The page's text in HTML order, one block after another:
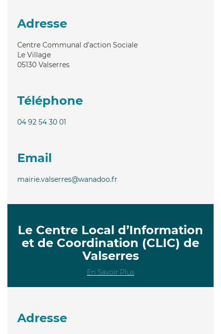
Adresse
Centre Communal d'action Sociale
Le Village
05130 Valserres
Téléphone
04 92 54 30 01
Email
mairie.valserres@wanadoo.fr
Le Centre Local d’Information
et de Coordination (CLIC) de
Valserres
En Savoir Plus
Adresse